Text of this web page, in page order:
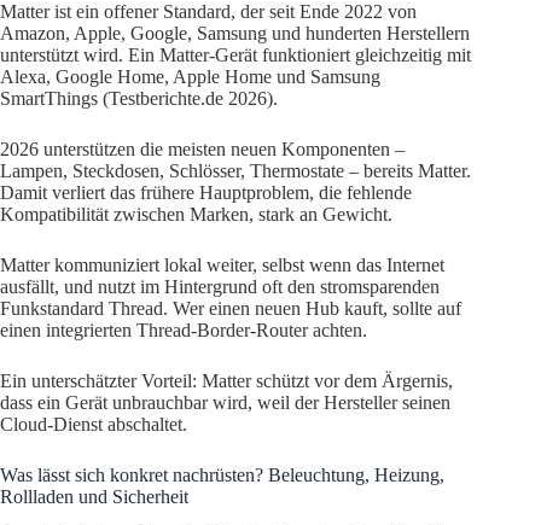
Matter ist ein offener Standard, der seit Ende 2022 von
Amazon, Apple, Google, Samsung und hunderten Herstellern
unterstützt wird. Ein Matter-Gerät funktioniert gleichzeitig mit
Alexa, Google Home, Apple Home und Samsung
SmartThings (Testberichte.de 2026).
2026 unterstützen die meisten neuen Komponenten –
Lampen, Steckdosen, Schlösser, Thermostate – bereits Matter.
Damit verliert das frühere Hauptproblem, die fehlende
Kompatibilität zwischen Marken, stark an Gewicht.
Matter kommuniziert lokal weiter, selbst wenn das Internet
ausfällt, und nutzt im Hintergrund oft den stromsparenden
Funkstandard Thread. Wer einen neuen Hub kauft, sollte auf
einen integrierten Thread-Border-Router achten.
Ein unterschätzter Vorteil: Matter schützt vor dem Ärgernis,
dass ein Gerät unbrauchbar wird, weil der Hersteller seinen
Cloud-Dienst abschaltet.
Was lässt sich konkret nachrüsten? Beleuchtung, Heizung,
Rollladen und Sicherheit